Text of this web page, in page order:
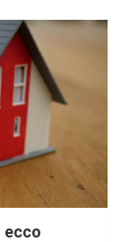
ecco